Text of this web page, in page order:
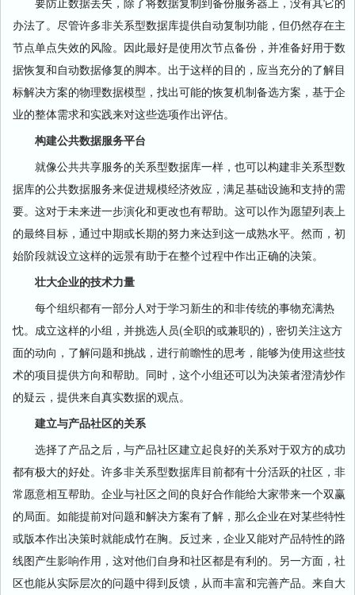
办法了。尽管许多非关系型数据库提供自动复制功能，但仍然存在主
节点单点失效的风险。因此最好是使用次节点备份，并准备好用于数
据恢复和自动数据修复的脚本。出于这样的目的，应当充分的了解目
标解决方案的物理数据模型，找出可能的恢复机制备选方案，基于企
业的整体需求和实践来对这些选项作出评估。
构建公共数据服务平台
就像公共共享服务的关系型数据库一样，也可以构建非关系型数
据库的公共数据服务来促进规模经济效应，满足基础设施和支持的需
要。这对于未来进一步演化和更改也有帮助。这可以作为愿望列表上
的最终目标，通过中期或长期的努力来达到这一成熟水平。然而，初
始阶段就设立这样的远景有助于在整个过程中作出正确的决策。
壮大企业的技术力量
每个组织都有一部分人对于学习新生的和非传统的事物充满热
忱。成立这样的小组，并挑选人员(全职的或兼职的)，密切关注这方
面的动向，了解问题和挑战，进行前瞻性的思考，能够为使用这些技
术的项目提供方向和帮助。同时，这个小组还可以为决策者澄清炒作
的疑云，提供来自真实数据的观点。
建立与产品社区的关系
选择了产品之后，与产品社区建立起良好的关系对于双方的成功
都有极大的好处。许多非关系型数据库目前都有十分活跃的社区，非
常愿意相互帮助。企业与社区之间的良好合作能给大家带来一个双赢
的局面。如能提前对问题和解决方案有了解，那么企业在对某些特性
或版本作出决策时就能成竹在胸。反过来，企业又能对产品特性的路
线图产生影响作用，这对他们自身和社区都是有利的。另一方面，社
区也能从实际层次的问题中得到反馈，从而丰富和完善产品。来自大